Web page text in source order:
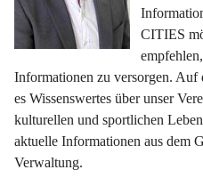
CITIES
Informationen zu versorgen.
es Wissenswertes über unser
kulturellen und sportlichen
aktuelle Informationen aus dem
Verwaltung.